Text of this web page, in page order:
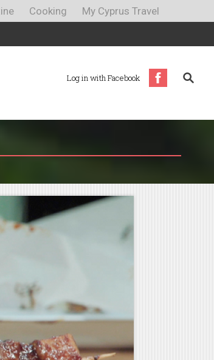
Cooking My Cyprus Travel
Log in with Facebook